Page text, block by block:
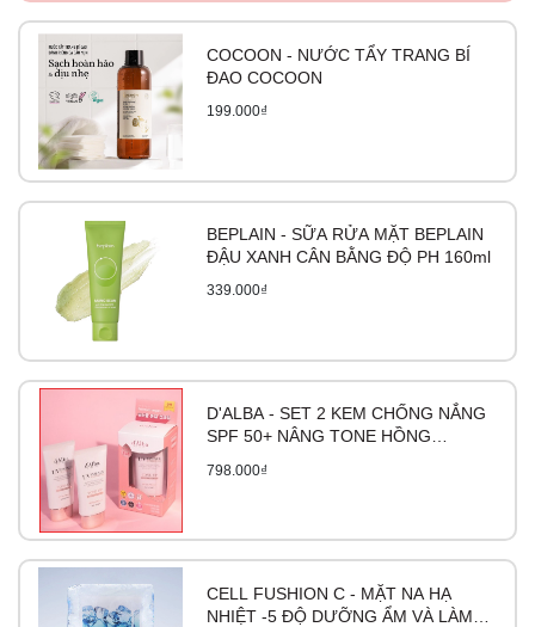
COCOON - NƯỚC TẨY TRANG BÍ
ĐAO COCOON
199.000₫
BEPLAIN - SỮA RỬA MẶT BEPLAIN
ĐẬU XANH CÂN BẰNG ĐỘ PH 160ml
339.000₫
D'ALBA - SET 2 KEM CHỐNG NẮNG
SPF 50+ NÂNG TONE HỒNG
50ML
798.000₫
CELL FUSHION C - MẶT NA HẠ
NHIỆT -5 ĐỘ DƯỠNG ẨM VÀ LÀM